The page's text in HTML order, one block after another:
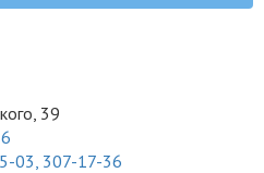
39
03, 307-17-36